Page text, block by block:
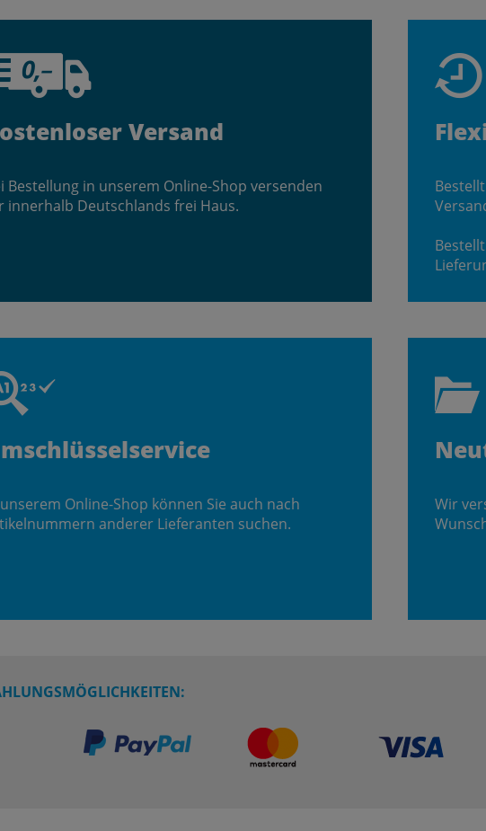
Versand
Bestellung in unserem Online-Shop versenden
innerhalb Deutschlands frei Haus.
Online-Shop können Sie auch nach
anderer Lieferanten suchen.
Wir